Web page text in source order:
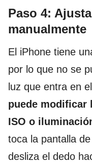
Paso 4:
manualmente
El iPhone tiene
por lo que no se
luz que entra en
puede modificar
ISO o
toca la pantalla
desliza el dedo